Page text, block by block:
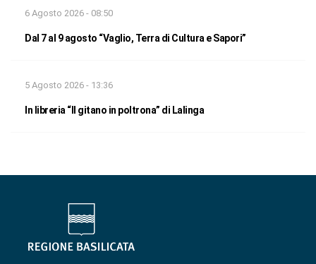
6 Agosto 2026 - 08:50
Dal 7 al 9 agosto “Vaglio, Terra di Cultura e Sapori”
5 Agosto 2026 - 13:36
In libreria “Il gitano in poltrona” di Lalinga